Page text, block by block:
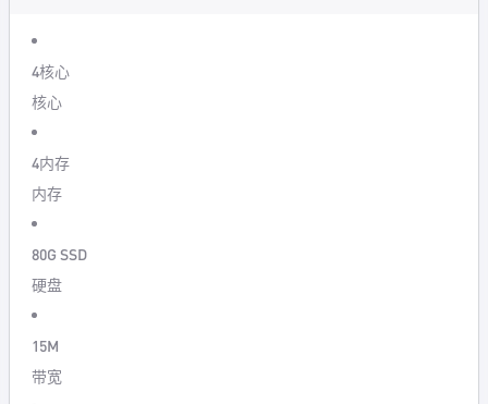
4核心
核心
4内存
内存
80G SSD
硬盘
15M
带宽